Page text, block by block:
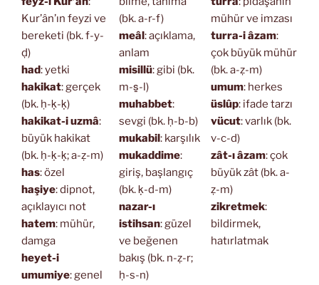
Kur’ân’ın feyzi ve
bereketi (bk. f-y-
ḍ)
had: yetki
hakikat: gerçek
(bk. ḥ-ḳ-ḳ)
hakikat-i uzmâ:
büyük hakikat
(bk. ḥ-ḳ-ḳ; a-ẓ-m)
has: özel
haşiye: dipnot,
açıklayıcı not
hatem: mühür,
damga
heyet-i
umumiye: genel
(bk. a-r-f)
meâl : açıklama,
anlam
misillü: gibi (bk.
m-s̱-l)
muhabbet:
sevgi (bk. ḥ-b-b)
mukabil : karşılık
mukaddime:
giriş, başlangıç
(bk. ḳ-d-m)
nazar-ı
istihsan: güzel
ve beğenen
bakış (bk. n-ẓ-r;
ḥ-s-n)
mühür ve imzası
turra-i âzam:
çok büyük mühür
(bk. a-ẓ-m)
umum: herkes
üslûp: ifade tarzı
vücut: varlık (bk.
v-c-d)
zât-ı âzam: çok
büyük zât (bk. a-
ẓ-m)
zikretmek:
bildirmek,
hatırlatmak